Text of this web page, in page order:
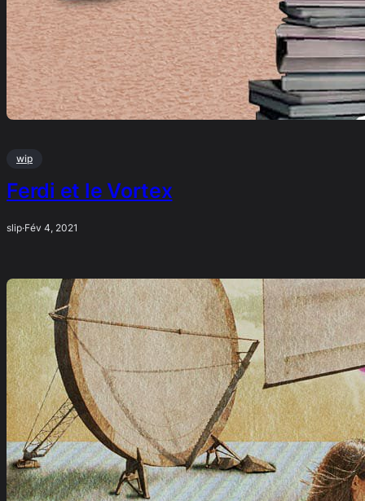
wip
Ferdi et le Vortex
slip·Fév 4, 2021